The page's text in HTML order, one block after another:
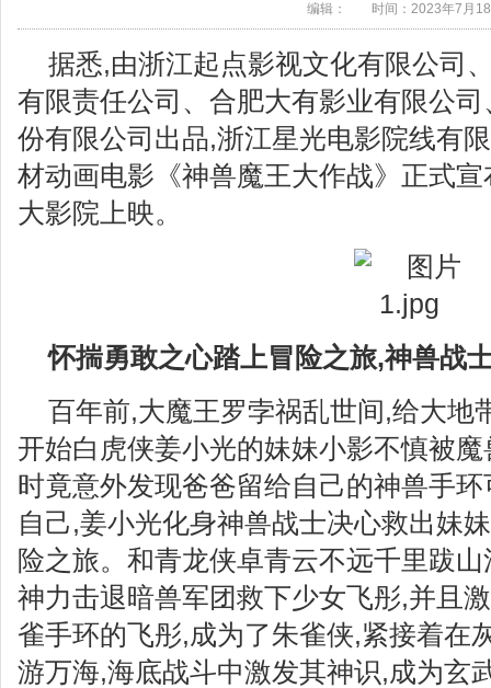
编辑： 时间：2023年7月
据悉,由浙江起点影视文化有限公司
有限责任公司、合肥大有影业有限公
份有限公司出品,浙江星光电影院线有
材动画电影《神兽魔王大作战》正式
大影院上映。
怀揣勇敢之心踏上冒险之旅,神兽战
百年前,大魔王罗孛祸乱世间,给大地
开始白虎侠姜小光的妹妹小影不慎被
时竟意外发现爸爸留给自己的神兽手
自己,姜小光化身神兽战士决心救出妹
险之旅。和青龙侠卓青云不远千里跋
神力击退暗兽军团救下少女飞彤,并且
雀手环的飞彤,成为了朱雀侠,紧接着在
游万海,海底战斗中激发其神识,成为玄